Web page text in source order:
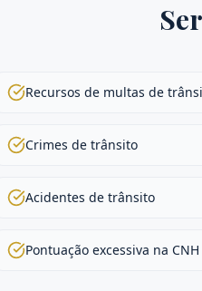
Recursos de multas de
Crimes de trânsito
Acidentes de trânsito
Pontuação excessiva na CNH